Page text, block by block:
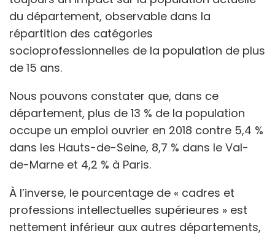
du département, observable dans la
répartition des catégories
socioprofessionnelles de la population de plus
de 15 ans.
Nous pouvons constater que, dans ce
département, plus de 13 % de la population
occupe un emploi ouvrier en 2018 contre 5,4 %
dans les Hauts-de-Seine, 8,7 % dans le Val-
de-Marne et 4,2 % à Paris.
À l’inverse, le pourcentage de « cadres et
professions intellectuelles supérieures » est
nettement inférieur aux autres départements,